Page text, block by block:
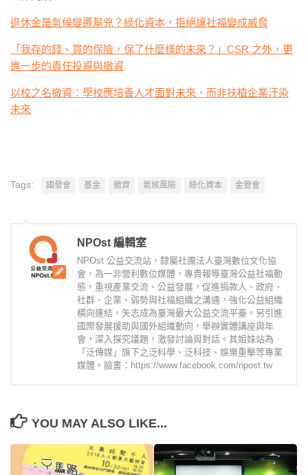
退休金是氣候變遷幫兇？綠化資本，拒絕讓社福變成威脅
「我存的錢、買的保險，保了什麼樣的未來？」CSR 之外，更
進一步的責任投資與撤資
以校之名撤資：學校應培養人才面對未來，而非扶植企業汙染
未來
Tags: 國發會 基金 撤資 氣候風險 綠化資本 金管會
NPOst 編輯室
NPOst 公益交流站，隸屬社團法人臺灣數位文化協
會，為一非營利數位媒體，專責報導臺灣公益社福動
態，重視產業交流、公益發展，促進捐款人、政府、
社群、企業、弱勢與社福組織之溝通，強化公益組織
橫向連結，矢志成為臺灣最大公益交流平臺。另引進
國際發展援助與國外組織動向，舉辦實體講座與年
會，深入探究議題，激發討論與對話。其姐妹站為
「泛傳媒」旗下之泛科學、泛科技、娛樂重擊等專業
媒體。臉書：https://www.facebook.com/npost.tw
YOU MAY ALSO LIKE...